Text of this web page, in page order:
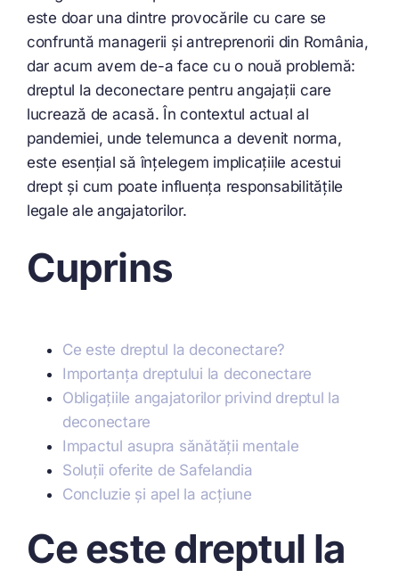
este doar una dintre provocările cu care se
confruntă managerii și antreprenorii din România,
dar acum avem de-a face cu o nouă problemă:
dreptul la deconectare pentru angajații care
lucrează de acasă. În contextul actual al
pandemiei, unde telemunca a devenit norma,
este esențial să înțelegem implicațiile acestui
drept și cum poate influența responsabilitățile
legale ale angajatorilor.
Cuprins
Ce este dreptul la deconectare?
Importanța dreptului la deconectare
Obligațiile angajatorilor privind dreptul la
deconectare
Impactul asupra sănătății mentale
Soluții oferite de Safelandia
Concluzie și apel la acțiune
Ce este dreptul la